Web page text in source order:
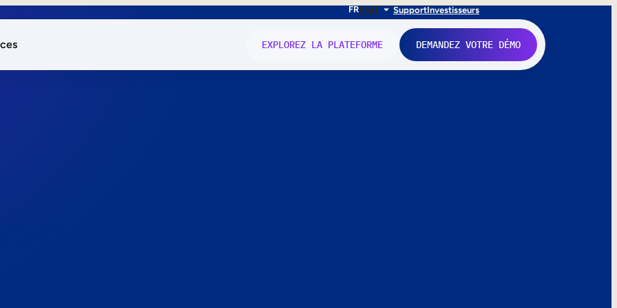
FRENIT SupportInvestisseurs
EXPLOREZ LA PLATEFORME DEMANDEZ VOTRE DÉMO